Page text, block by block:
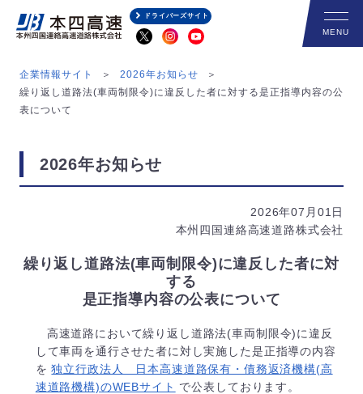
ドライバーズサイト
企業情報サイト
2026年お知らせ
繰り返し道路法(車両制限令)に違反した者に対する是正指導内容の公
表について
2026年お知らせ
2026年07月01日
本州四国連絡高速道路株式会社
繰り返し道路法(車両制限令)に違反した者に対
する
是正指導内容の公表について
高速道路において繰り返し道路法(車両制限令)に違反
して車両を通行させた者に対し実施した是正指導の内容
を独立行政法人 日本高速道路保有・債務返済機構(高
速道路機構)のWEBサイト で公表しております。